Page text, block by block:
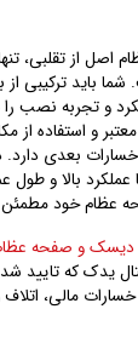
از تقلبی، تنها
باید ترکیبی
و تجربه نصب
و استفاده از
بعدی دارد.
بالا و طول
عظام خود
و صفحه عظام
یدک که تایید
مالی،